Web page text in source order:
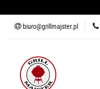
biuro@grillmajster.pl